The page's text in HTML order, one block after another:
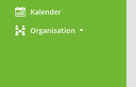
Kalender
Organisation